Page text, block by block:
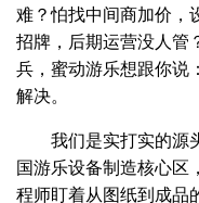
难？怕找中间商加价，
招牌，后期运营没人管
兵，蜜动游乐想跟你说
解决。
我们是实打实的
国游乐设备制造核心区
程师盯着从图纸到成品